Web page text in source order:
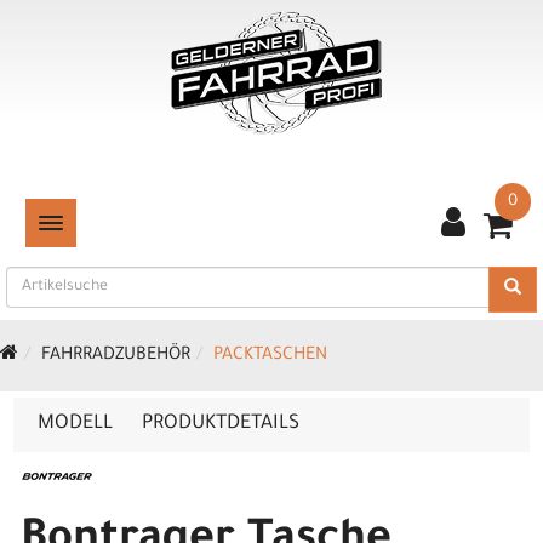
TOGGLE NAVIGATION
0
FAHRRADZUBEHÖR PACKTASCHEN
MODELL PRODUKTDETAILS